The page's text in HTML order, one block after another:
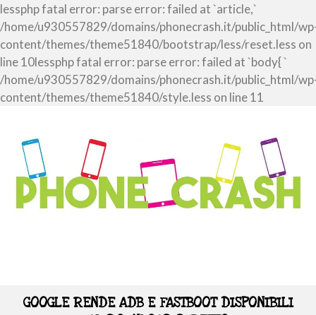
lessphp fatal error: parse error: failed at `article,`
/home/u930557829/domains/phonecrash.it/public_html/
content/themes/theme51840/bootstrap/less/reset.less on
line 10lessphp fatal error: parse error: failed at `body{ `
/home/u930557829/domains/phonecrash.it/public_html/
content/themes/theme51840/style.less on line 11
GOOGLE RENDE ADB E FASTBOOT DISPONIBILI